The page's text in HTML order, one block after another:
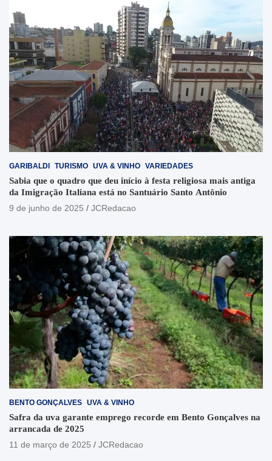
GARIBALDI TURISMO UVA & VINHO VARIEDADES
Sabia que o quadro que deu início à festa religiosa mais antiga
da Imigração Italiana está no Santuário Santo Antônio
9 de junho de 2025
JCRedacao
BENTO GONÇALVES UVA & VINHO
Safra da uva garante emprego recorde em Bento Gonçalves na
arrancada de 2025
11 de março de 2025
JCRedacao